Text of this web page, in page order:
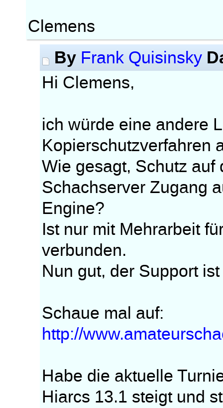
Clemens
By Frank Quisinsky
Hi Clemens,
ich würde eine andere
Kopierschutzverfahren
Wie gesagt, Schutz
Schachserver Zugang
Engine?
Ist nur mit Mehrarbeit
verbunden.
Nun gut, der Support
Schaue mal auf:
http://
Habe die aktuelle
Hiarcs 13.1 steigt und